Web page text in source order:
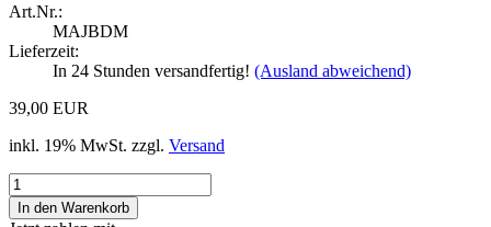
Art.Nr.:
MAJBDM
Lieferzeit:
In 24 Stunden versandfertig! (Ausland abweichend)
39,00 EUR
inkl. 19% MwSt. zzgl. Versand